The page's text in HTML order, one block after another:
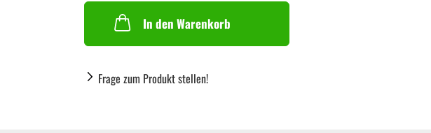
In den Warenkorb
Frage zum Produkt stellen!